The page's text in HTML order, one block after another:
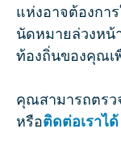
แห่งอาจต้องกา
นัดหมายล่วงหน้
ท้องถิ่นของคุณเ
คุณสามารถตรว
หรือติดต่อเราได้